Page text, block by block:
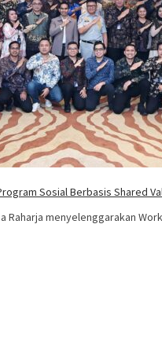
Sosial Berbasis Shared
Raharja menyelenggarakan